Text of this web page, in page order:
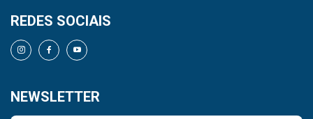
REDES SOCIAIS
NEWSLETTER